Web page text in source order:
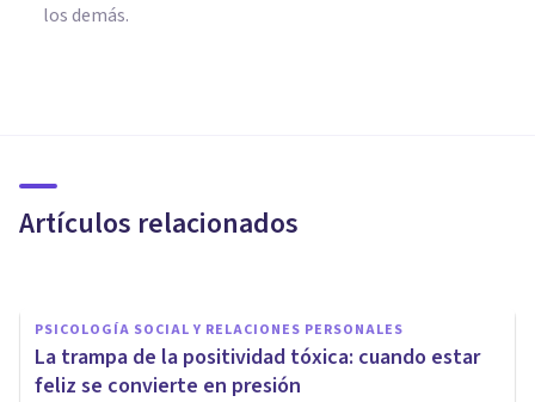
los demás.
Artículos relacionados
hacia la insatisfacción
PSICOLOGÍA SOCIAL Y RELACIONES PERSONALES
La trampa de la positividad tóxica: cuando estar
feliz se convierte en presión